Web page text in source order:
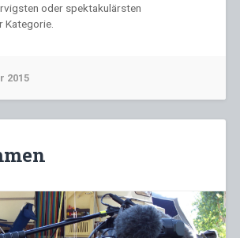
oder spektakulärsten
Kategorie.
2015